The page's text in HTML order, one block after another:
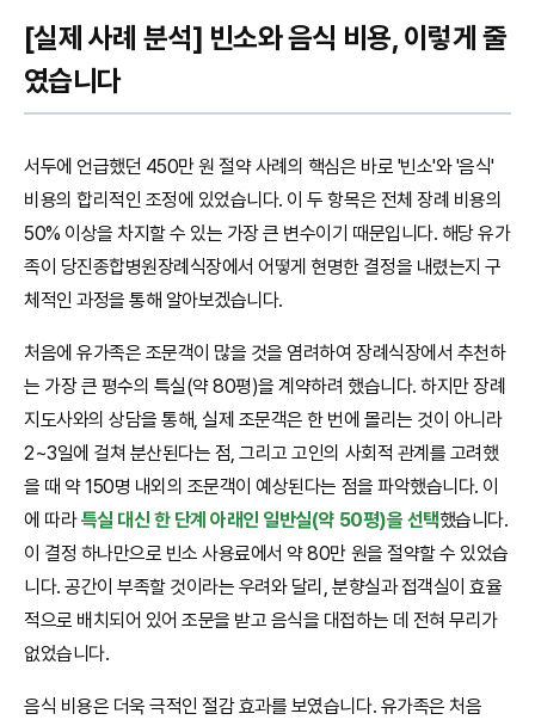
[실제 사례 분석] 빈소와 음식 비용, 이렇게 줄
였습니다
서두에 언급했던 450만 원 절약 사례의 핵심은 바로 '빈소'와 '음식'
비용의 합리적인 조정에 있었습니다. 이 두 항목은 전체 장례 비용의
50% 이상을 차지할 수 있는 가장 큰 변수이기 때문입니다. 해당 유가
족이 당진종합병원장례식장에서 어떻게 현명한 결정을 내렸는지 구
체적인 과정을 통해 알아보겠습니다.
처음에 유가족은 조문객이 많을 것을 염려하여 장례식장에서 추천하
는 가장 큰 평수의 특실(약 80평)을 계약하려 했습니다. 하지만 장례
지도사와의 상담을 통해, 실제 조문객은 한 번에 몰리는 것이 아니라
2~3일에 걸쳐 분산된다는 점, 그리고 고인의 사회적 관계를 고려했
을 때 약 150명 내외의 조문객이 예상된다는 점을 파악했습니다. 이
에 따라특실 대신 한 단계 아래인 일반실(약 50평)을 선택했습니다.
이 결정 하나만으로 빈소 사용료에서 약 80만 원을 절약할 수 있었습
니다. 공간이 부족할 것이라는 우려와 달리, 분향실과 접객실이 효율
적으로 배치되어 있어 조문을 받고 음식을 대접하는 데 전혀 무리가
없었습니다.
음식 비용은 더욱 극적인 절감 효과를 보였습니다. 유가족은 처음